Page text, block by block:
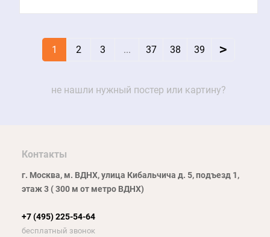
1 2 3 ... 37 38 39 >
не нашли нужный постер или картину?
Контакты
г. Москва, м. ВДНХ, улица Кибальчича д. 5, подъезд 1,
этаж 3 ( 300 м от метро ВДНХ)
+7 (495) 225-54-64
бесплатный звонок